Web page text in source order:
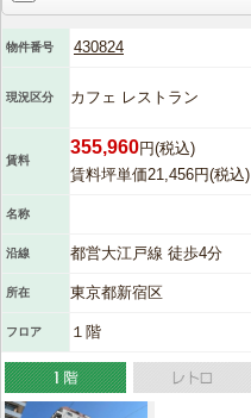
物件番号 430824
現況区分 カフェ レストラン
賃料
355,960円(税込)
賃料坪単価21,456円(税込)
名称
沿線 都営大江戸線 徒歩4分
所在 東京都新宿区
フロア １階